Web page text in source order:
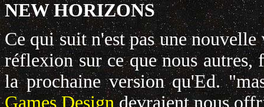
NEW HORIZONS
Ce qui suit n'est pas une nouvelle
réflexion sur ce que nous
la prochaine version qu'Ed.
Games Designdevraient nous